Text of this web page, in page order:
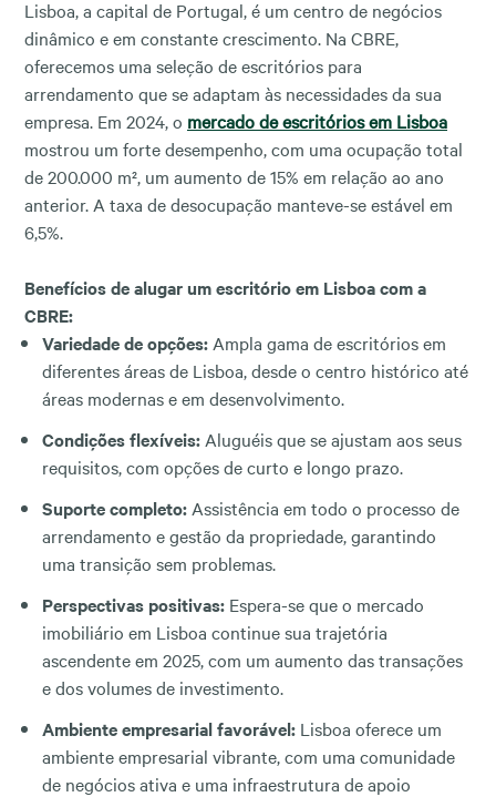
Lisboa, a capital de Portugal, é um centro de negócios
dinâmico e em constante crescimento. Na CBRE,
oferecemos uma seleção de escritórios para
arrendamento que se adaptam às necessidades da sua
empresa. Em 2024, o mercado de escritórios em Lisboa
mostrou um forte desempenho, com uma ocupação total
de 200.000 m², um aumento de 15% em relação ao ano
anterior. A taxa de desocupação manteve-se estável em
6,5%.
Benefícios de alugar um escritório em Lisboa com a
CBRE:
Variedade de opções: Ampla gama de escritórios em
diferentes áreas de Lisboa, desde o centro histórico até
áreas modernas e em desenvolvimento.
Condições flexíveis: Aluguéis que se ajustam aos seus
requisitos, com opções de curto e longo prazo.
Suporte completo: Assistência em todo o processo de
arrendamento e gestão da propriedade, garantindo
uma transição sem problemas.
Perspectivas positivas: Espera-se que o mercado
imobiliário em Lisboa continue sua trajetória
ascendente em 2025, com um aumento das transações
e dos volumes de investimento.
Ambiente empresarial favorável: Lisboa oferece um
ambiente empresarial vibrante, com uma comunidade
de negócios ativa e uma infraestrutura de apoio